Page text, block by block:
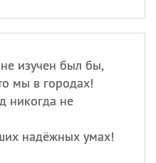
изучен был бы,
мы в городах!
никогда не
надёжных умах!